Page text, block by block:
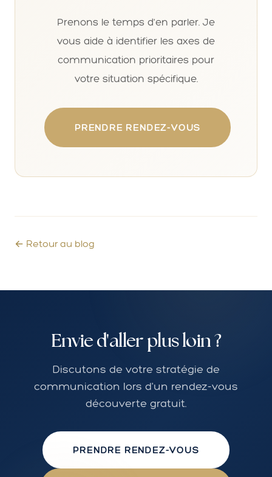
Prenons le temps d'en parler. Je
vous aide à identifier les axes de
communication prioritaires pour
votre situation spécifique.
PRENDRE RENDEZ-VOUS
← Retour au blog
Envie d'aller plus loin ?
Discutons de votre stratégie de
communication lors d'un rendez-vous
découverte gratuit.
PRENDRE RENDEZ-VOUS